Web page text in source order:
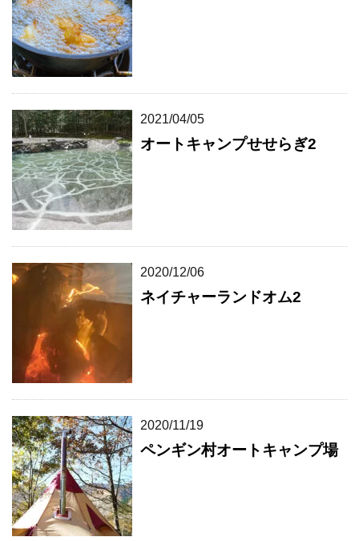
2021/04/05
オートキャンプせせらぎ2
2020/12/06
ネイチャーランドオム2
2020/11/19
ペンギン村オートキャンプ場